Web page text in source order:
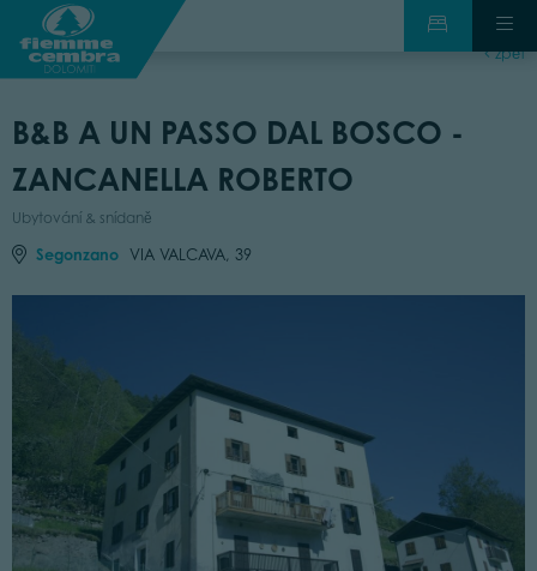
zpět
B&B A UN PASSO DAL BOSCO -
ZANCANELLA ROBERTO
Ubytování & snídaně
Segonzano VIA VALCAVA, 39